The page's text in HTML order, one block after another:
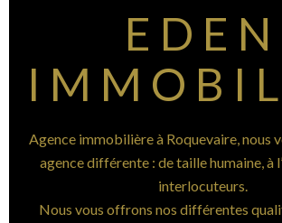
EDEN
Agence immobilière à Roquevaire, nous
agence différente : de taille humaine, à
interlocuteurs.
Nous vous offrons nos différentes